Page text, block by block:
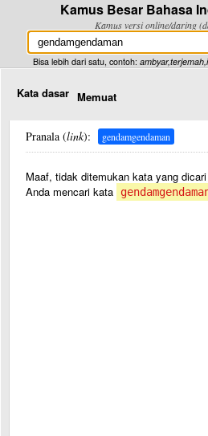
Kamus Besar Bahasa
Kamus versi online/daring
Bisa lebih dari satu, contoh:
Kata dasar Memuat
Pranala (link): gendamgendaman
Maaf, tidak ditemukan kata yang dicari
Anda mencari kata